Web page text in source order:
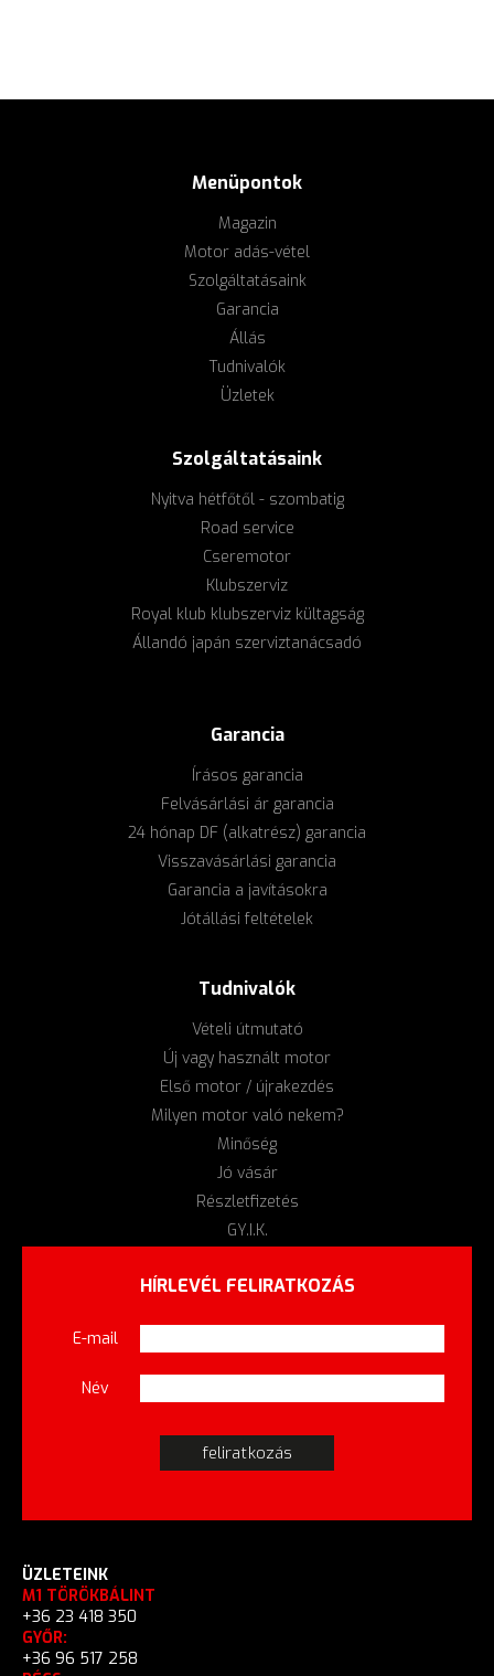
Menüpontok
Magazin
Motor adás-vétel
Szolgáltatásaink
Garancia
Állás
Tudnivalók
Üzletek
Szolgáltatásaink
Nyitva hétfőtől - szombatig
Road service
Cseremotor
Klubszerviz
Royal klub klubszerviz kültagság
Állandó japán szerviztanácsadó
Garancia
Írásos garancia
Felvásárlási ár garancia
24 hónap DF (alkatrész) garancia
Visszavásárlási garancia
Garancia a javításokra
Jótállási feltételek
Tudnivalók
Vételi útmutató
Új vagy használt motor
Első motor / újrakezdés
Milyen motor való nekem?
Minőség
Jó vásár
Részletfizetés
GY.I.K.
HÍRLEVÉL FELIRATKOZÁS
E-mail
Név
ÜZLETEINK
M1 TÖRÖKBÁLINT
+36 23 418 350
GYŐR:
+36 96 517 258